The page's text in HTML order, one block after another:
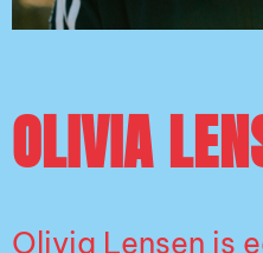
OLIVIA
Olivia Lensen is